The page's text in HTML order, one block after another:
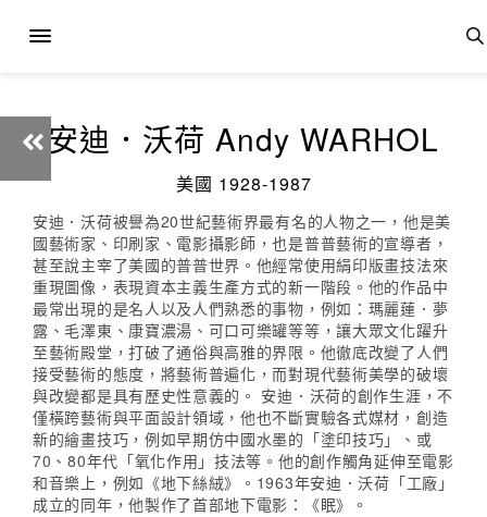
安迪．沃荷 Andy WARHOL
美國 1928-1987
安迪．沃荷被譽為20世紀藝術界最有名的人物之一，他是美
國藝術家、印刷家、電影攝影師，也是普普藝術的宣導者，
甚至說主宰了美國的普普世界。他經常使用絹印版畫技法來
重現圖像，表現資本主義生產方式的新一階段。他的作品中
最常出現的是名人以及人們熟悉的事物，例如：瑪麗蓮．夢
露、毛澤東、康寶濃湯、可口可樂罐等等，讓大眾文化躍升
至藝術殿堂，打破了通俗與高雅的界限。他徹底改變了人們
接受藝術的態度，將藝術普遍化，而對現代藝術美學的破壞
與改變都是具有歷史性意義的。 安迪．沃荷的創作生涯，不
僅橫跨藝術與平面設計領域，他也不斷實驗各式媒材，創造
新的繪畫技巧，例如早期仿中國水墨的「塗印技巧」、或
70、80年代「氧化作用」技法等。他的創作觸角延伸至電影
和音樂上，例如《地下絲絨》。1963年安迪．沃荷「工廠」
成立的同年，他製作了首部地下電影：《眠》。